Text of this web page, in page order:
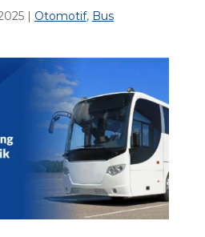
| Otomotif, Bus